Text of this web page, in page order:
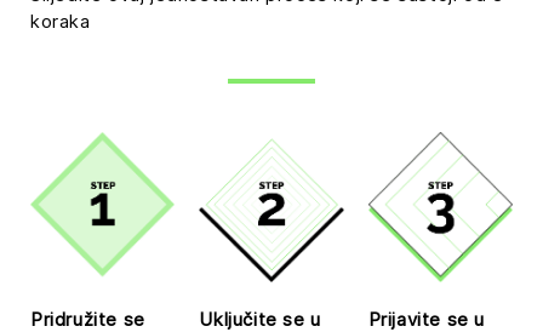
koraka
Pridružite se
Uključite se u
Prijavite se u